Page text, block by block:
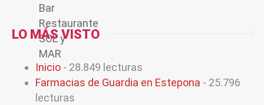
LO MÁS VISTO
Inicio - 28.849 lecturas
Farmacias de Guardia en Estepona - 25.796
lecturas